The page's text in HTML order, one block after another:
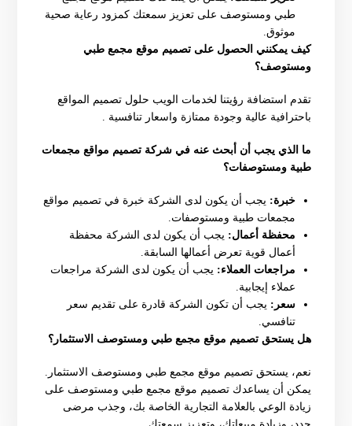
طبي ومستوصف على تعزيز سمعتك كمزود رعاية صحية
موثوق.
كيف يمكنني الحصول على تصميم موقع مجمع طبي
ومستوصف؟
تقدم استضافة رؤيتنا لخدمات الويب حلول تصميم المواقع
باحترافية عالية وجودة ممتازة واسعار تنافسية .
ما الذي يجب أن أبحث عنه في شركة تصميم مواقع مجمعات
طبية ومستوصفات؟
خبرة: يجب أن يكون لدى الشركة خبرة في تصميم مواقع
مجمعات طبية ومستوصفات.
محفظة أعمال: يجب أن يكون لدى الشركة محفظة
أعمال قوية تعرض أعمالها السابقة.
مراجعات العملاء: يجب أن يكون لدى الشركة مراجعات
عملاء إيجابية.
سعر: يجب أن تكون الشركة قادرة على تقديم سعر
تنافسي.
هل يستحق تصميم موقع مجمع طبي ومستوصف الاستثمار؟
نعم، يستحق تصميم موقع مجمع طبي ومستوصف الاستثمار.
يمكن أن يساعدك تصميم موقع مجمع طبي ومستوصف على
زيادة الوعي بالعلامة التجارية الخاصة بك، وجذب مرضى